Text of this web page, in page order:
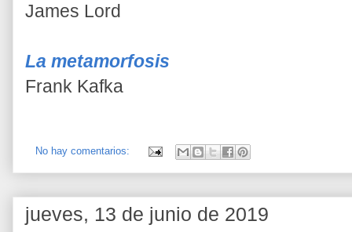
James Lord
La metamorfosis
Frank Kafka
No hay comentarios:
jueves, 13 de junio de 2019